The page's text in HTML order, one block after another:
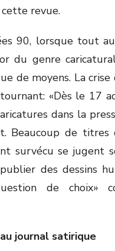
revue.
90, lorsque tout
du genre
de moyens. La crise
«Dès le 17
dans la
Beaucoup de titres
survécu se jugent
des dessins
de choix»
journal satirique